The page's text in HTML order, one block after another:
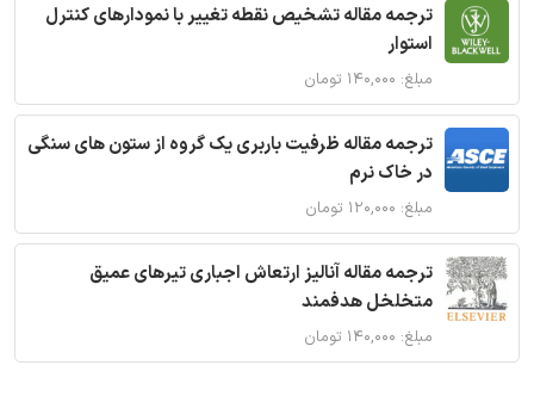
ترجمه مقاله تشخیص نقطه تغییر با نمودارهای کنترل
استوار
مبلغ: ۱۴۰,۰۰۰ تومان
ترجمه مقاله ظرفیت باربری یک گروه از ستون های سنگی
در خاک نرم
مبلغ: ۱۲۰,۰۰۰ تومان
ترجمه مقاله آنالیز ارتعاش اجباری تیرهای عمیق
متخلخل هدفمند
مبلغ: ۱۴۰,۰۰۰ تومان